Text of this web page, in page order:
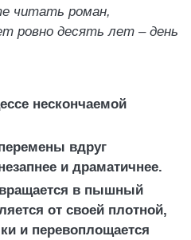
читать роман,
ровно десять лет – день
нескончаемой
вдруг
и драматичнее.
в пышный
от своей плотной,
и перевоплощается